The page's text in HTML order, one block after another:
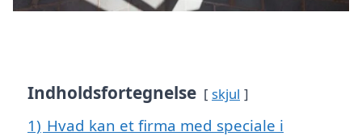
Indholdsfortegnelse skjul
1) Hvad kan et firma med speciale i